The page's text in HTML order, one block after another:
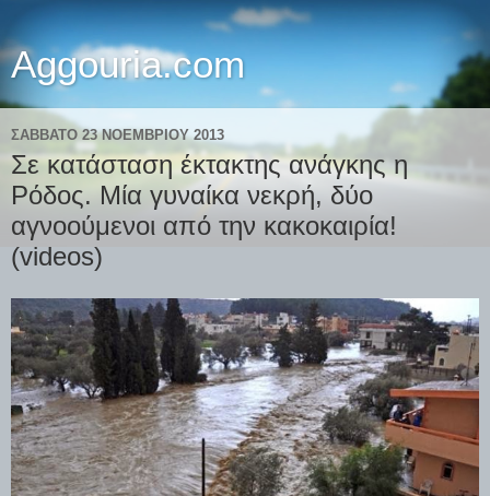
Aggouria.com
ΣΆΒΒΑΤΟ 23 ΝΟΕΜΒΡΊΟΥ 2013
Σε κατάσταση έκτακτης ανάγκης η
Ρόδος. Μία γυναίκα νεκρή, δύο
αγνοούμενοι από την κακοκαιρία!
(videos)